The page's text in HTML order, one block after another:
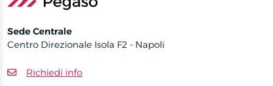
Sede Centrale
Centro Direzionale Isola F2 - Napoli
Richiedi info